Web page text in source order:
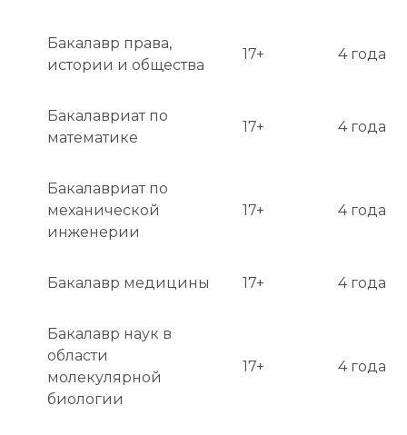
Бакалавр права,
истории и общества
17+ 4 года
Бакалавриат по
математике
17+ 4 года
Бакалавриат по
механической
инженерии
17+ 4 года
Бакалавр медицины 17+ 4 года
Бакалавр наук в
области
молекулярной
биологии
17+ 4 года